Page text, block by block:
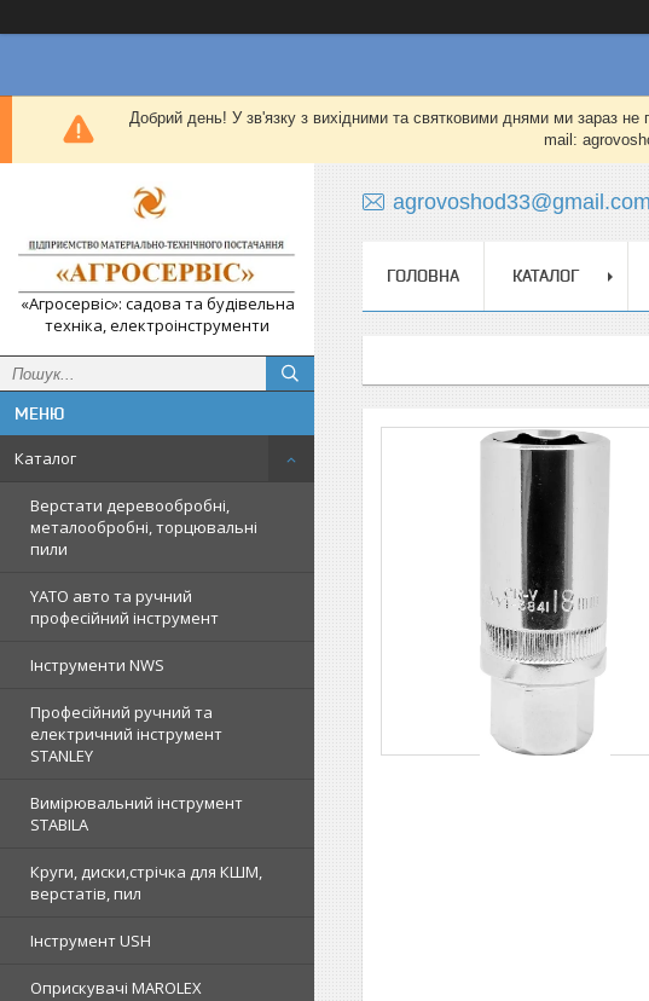
Добрий день! У зв'язку з вихідними та святковими днями ми зараз
mail:
«Агросервіс»: садова та будівельна
техніка, електроінструменти
Каталог
Верстати деревообробні,
металообробні, торцювальні
пили
YATO авто та ручний
професійний інструмент
Інструменти NWS
Професійний ручний та
електричний інструмент
STANLEY
Вимірювальний інструмент
STABILA
Круги, диски,стрічка для КШМ,
верстатів, пил
Інструмент USH
Оприскувачі MAROLEX
agrovoshod33@gmail.com
ГОЛОВНА КАТАЛОГ